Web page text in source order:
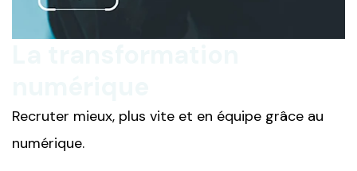
Recruter mieux, plus vite et en équipe grâce au
numérique.